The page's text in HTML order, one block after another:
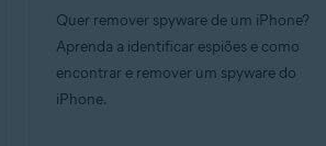
Quer remover spyware de um iPhone?
Aprenda a identificar espiões e como
encontrar e remover um spyware do
iPhone.